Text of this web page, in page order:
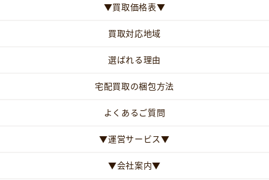
▼買取価格表▼
買取対応地域
選ばれる理由
宅配買取の梱包方法
よくあるご質問
▼運営サービス▼
▼会社案内▼